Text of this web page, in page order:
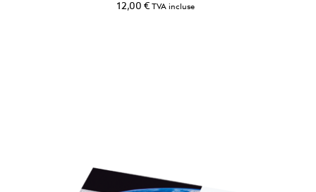
12,00 € TVA incluse